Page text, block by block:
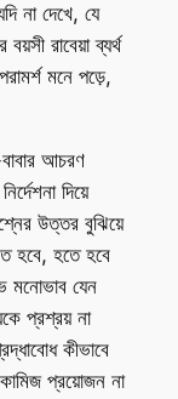
না দেখে, যে
রাবেয়া ব্যর্থ
মনে পড়ে,
আচরণ
দিয়ে
উত্তর বুঝিয়ে
হবে, হতে হবে
মনোভাব যেন
প্রশ্রয় না
কীভাবে
প্রয়োজন না